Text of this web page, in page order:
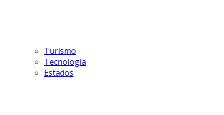
Turismo
Tecnología
Estados